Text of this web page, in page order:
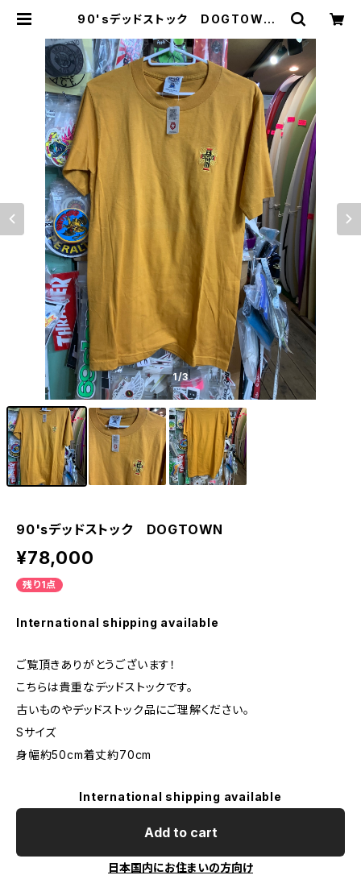
90'sデッドストック DOGTOWN |
1/3
90'sデッドストック DOGTOWN
¥78,000
残り1点
International shipping available
ご覧頂きありがとうございます！
こちらは貴重なデッドストックです。
古いものやデッドストック品にご理解ください。
Sサイズ
身幅約50cm着丈約70cm
International shipping available
Add to cart
日本国内にお住まいの方向け